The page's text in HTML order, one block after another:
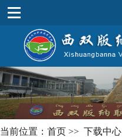
当前位置： 首页 >> 下载中心